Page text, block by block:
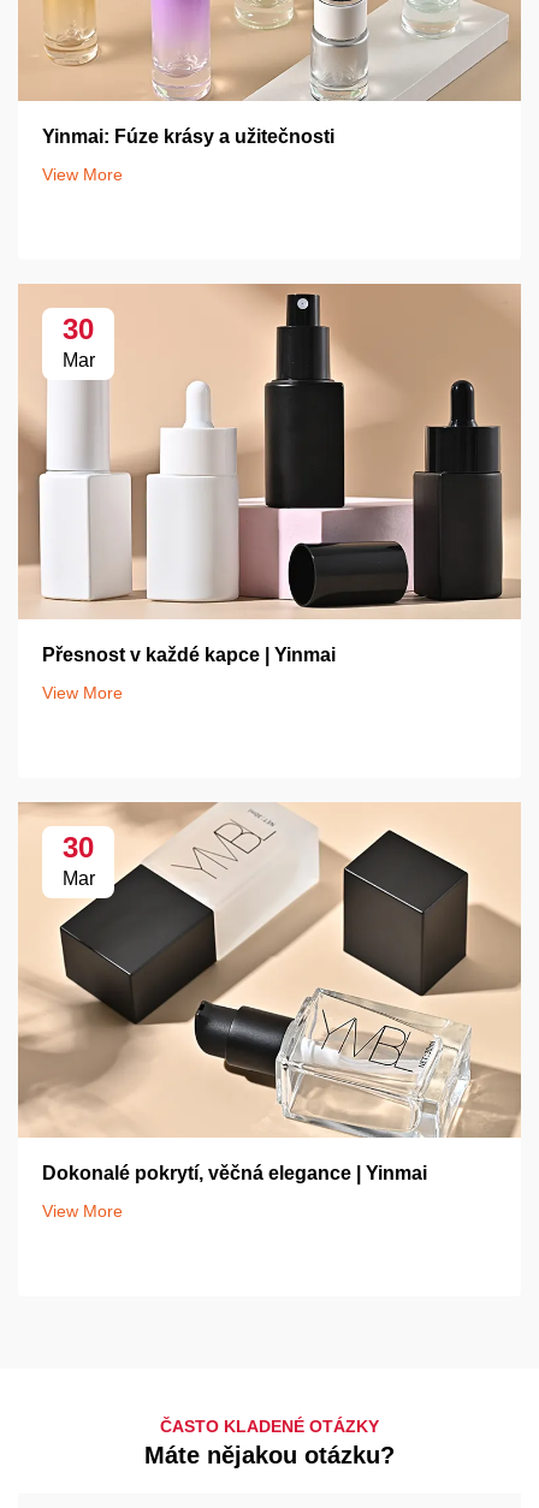
Yinmai: Fúze krásy a užitečnosti
View More
30
Mar
Přesnost v každé kapce | Yinmai
View More
30
Mar
Dokonalé pokrytí, věčná elegance | Yinmai
View More
ČASTO KLADENÉ OTÁZKY
Máte nějakou otázku?